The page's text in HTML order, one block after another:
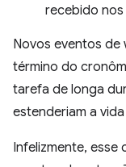
recebido nos
Novos eventos
término do
tarefa de longa
estenderiam a
Infelizmente, esse